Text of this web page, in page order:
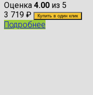
Оценка 4.00 из 5
3 719 ₽ Купить в один клик
Подробнее